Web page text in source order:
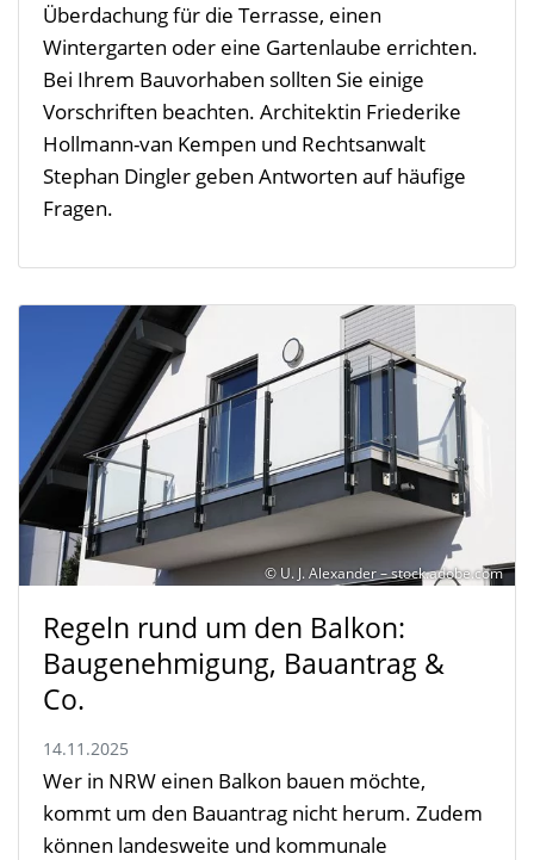
Überdachung für die Terrasse, einen
Wintergarten oder eine Gartenlaube errichten.
Bei Ihrem Bauvorhaben sollten Sie einige
Vorschriften beachten. Architektin Friederike
Hollmann-van Kempen und Rechtsanwalt
Stephan Dingler geben Antworten auf häufige
Fragen.
© U. J. Alexander – stock.adobe.com
Regeln rund um den Balkon:
Baugenehmigung, Bauantrag &
Co.
14.11.2025
Wer in NRW einen Balkon bauen möchte,
kommt um den Bauantrag nicht herum. Zudem
können landesweite und kommunale